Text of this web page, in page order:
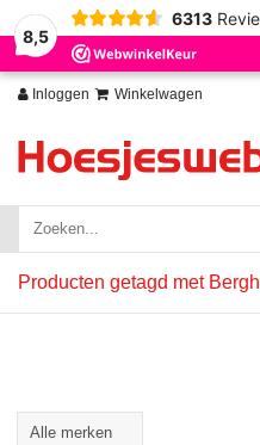
8,5
6313
Inloggen Winkelwagen
Producten getagd met
Wij slaan cookies op om onze
Nee